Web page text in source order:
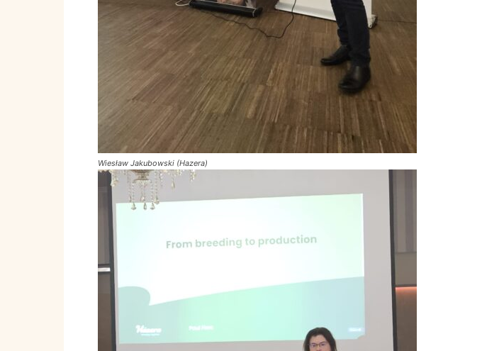
Wiesław Jakubowski (Hazera)